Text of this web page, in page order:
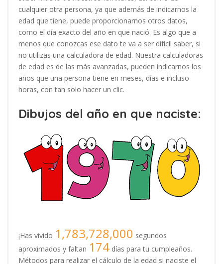
cualquier otra persona, ya que además de indicarnos la
edad que tiene, puede proporcionarnos otros datos,
como el día exacto del año en que nació. Es algo que a
menos que conozcas ese dato te va a ser difícil saber, si
no utilizas una calculadora de edad. Nuestra calculadoras
de edad es de las más avanzadas, pueden indicarnos los
años que una persona tiene en meses, días e incluso
horas, con tan solo hacer un clic.
Dibujos del año en que naciste:
¡Has vivido 1,783,728,000 segundos
aproximados y faltan 174 días para tu cumpleaños.
Métodos para realizar el cálculo de la edad si naciste el